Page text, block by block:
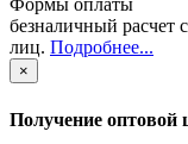
Формы оплаты
безналичный
лиц. Подробнее...
×
Получение оптовой